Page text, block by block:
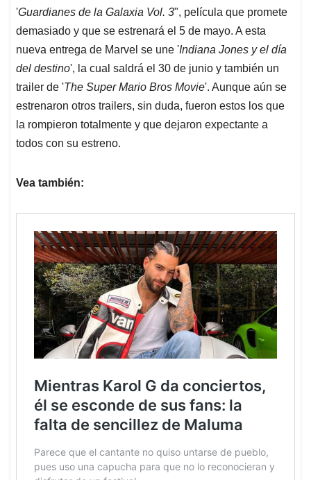
'Guardianes de la Galaxia Vol. 3", película que promete
demasiado y que se estrenará el 5 de mayo. A esta
nueva entrega de Marvel se une 'Indiana Jones y el día
del destino', la cual saldrá el 30 de junio y también un
trailer de 'The Super Mario Bros Movie'. Aunque aún se
estrenaron otros trailers, sin duda, fueron estos los que
la rompieron totalmente y que dejaron expectante a
todos con su estreno.
Vea también: